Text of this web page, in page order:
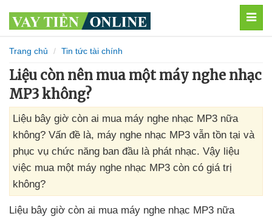
Trang chủ Tin tức tài chính
Liệu còn nên mua một máy nghe nhạc
MP3 không?
Liệu bây giờ còn ai mua máy nghe nhạc MP3 nữa
không? Vấn đề là, máy nghe nhạc MP3 vẫn tồn tại và
phục vụ chức năng ban đầu là phát nhạc. Vậy liệu
việc mua một máy nghe nhạc MP3 còn có giá trị
không?
Liệu bây giờ còn ai mua máy nghe nhạc MP3 nữa